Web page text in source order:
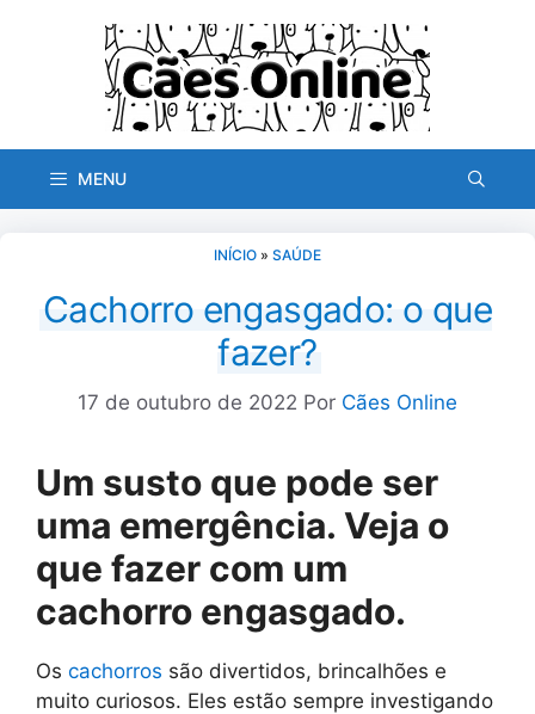
MENU
INÍCIO » SAÚDE
Cachorro engasgado: o que
fazer?
17 de outubro de 2022 Por Cães Online
Um susto que pode ser
uma emergência. Veja o
que fazer com um
cachorro engasgado.
Os cachorros são divertidos, brincalhões e
muito curiosos. Eles estão sempre investigando